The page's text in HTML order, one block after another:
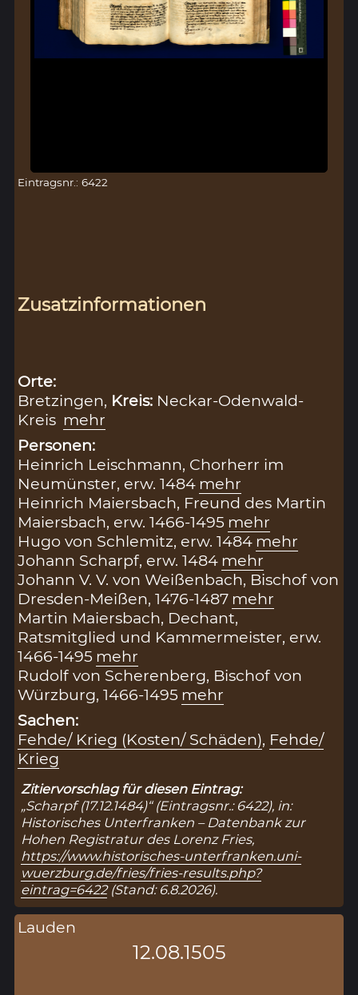
Eintragsnr.: 6422
Zusatzinformationen
Orte:
Bretzingen, Kreis: Neckar-Odenwald-
Kreis mehr
Personen:
Heinrich Leischmann, Chorherr im
Neumünster, erw. 1484 mehr
Heinrich Maiersbach, Freund des Martin
Maiersbach, erw. 1466-1495 mehr
Hugo von Schlemitz, erw. 1484 mehr
Johann Scharpf, erw. 1484 mehr
Johann V. V. von Weißenbach, Bischof von
Dresden-Meißen, 1476-1487 mehr
Martin Maiersbach, Dechant,
Ratsmitglied und Kammermeister, erw.
1466-1495 mehr
Rudolf von Scherenberg, Bischof von
Würzburg, 1466-1495 mehr
Sachen:
Fehde/ Krieg (Kosten/ Schäden), Fehde/
Krieg
Zitiervorschlag für diesen Eintrag:
„Scharpf (17.12.1484)“ (Eintragsnr.: 6422), in:
Historisches Unterfranken – Datenbank zur
Hohen Registratur des Lorenz Fries,
https://www.historisches-unterfranken.uni-
wuerzburg.de/fries/fries-results.php?
eintrag=6422(Stand: 6.8.2026).
Lauden
12.08.1505